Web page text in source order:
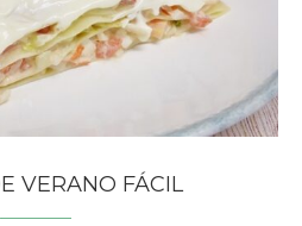
VERANO FÁCIL